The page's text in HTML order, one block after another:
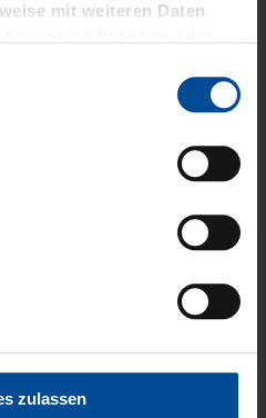
mit weiteren Daten
zulassen